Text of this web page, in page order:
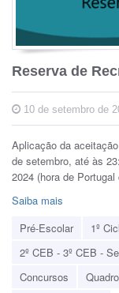
Reserva de
10 de setembro de
Aplicação da
de setembro, até às
2024 (hora de
Saiba mais
Pré-Escolar
1º
2º CEB - 3º CEB -
Concursos